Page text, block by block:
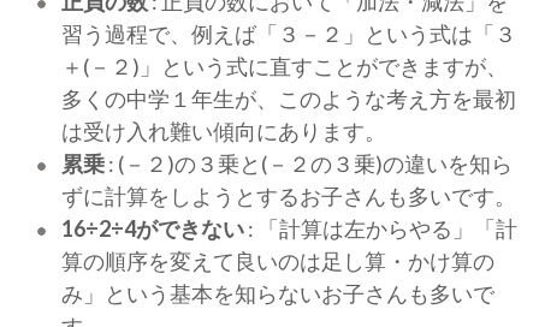
習う過程で、例えば「３－２」という式は「３
＋(－２)」という式に直すことができますが、
多くの中学１年生が、このような考え方を最初
は受け入れ難い傾向にあります。
累乗: (－２)の３乗と(－２の３乗)の違いを知ら
ずに計算をしようとするお子さんも多いです。
16÷2÷4ができない: 「計算は左からやる」「計
算の順序を変えて良いのは足し算・かけ算の
み」という基本を知らないお子さんも多いで